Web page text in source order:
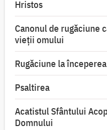
Hristos
Canonul de rugăciune
vieții omului
Rugăciune la
Psaltirea
Acatistul Sfântului
Domnului